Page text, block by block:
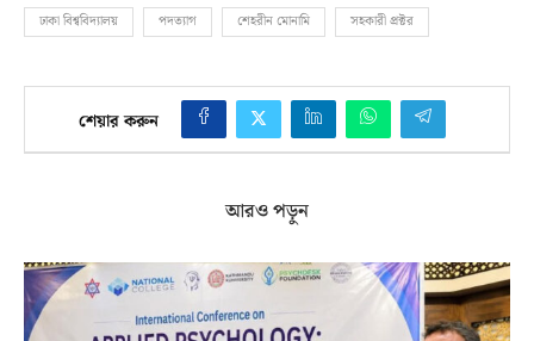
ঢাকা বিশ্ববিদ্যালয় পদত্যাগ শেহরীন মোনামি সহকারী প্রক্টর
শেয়ার করুন
আরও পড়ুন